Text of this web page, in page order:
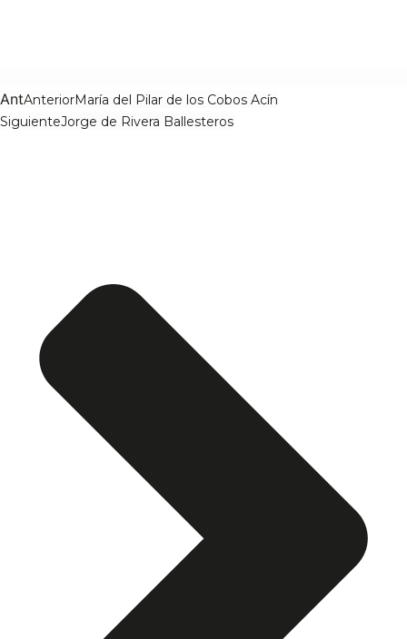
AntAnteriorMaría del Pilar de los Cobos Acín
SiguienteJorge de Rivera Ballesteros